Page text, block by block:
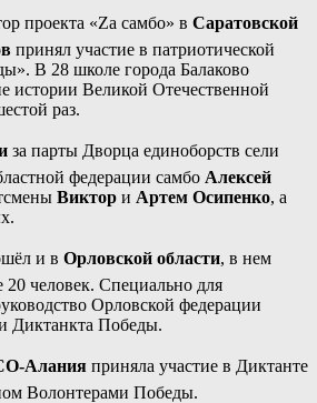
проекта «Zа самбо» в Саратовской
принял участие в патриотической
В 28 школе города Балаково
истории Великой Отечественной
раз.
за парты Дворца единоборств сели
федерации самбо Алексей
Виктор и Артем Осипенко, а
и в Орловской области, в нем
20 человек. Специально для
Орловской федерации
Диктанкта Победы.
Алания приняла участие в Диктанте
Волонтерами Победы.